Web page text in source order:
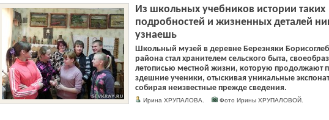
Из школьных учебников истории таких
подробностей и жизненных деталей
узнаешь
Школьный музей в деревне Березняки
района стал хранителем сельского быта,
летописью местной жизни, которую продолжают
здешние ученики, отыскивая уникальные
собирая неизвестные прежде сведения.
Ирина ХРУПАЛОВА. Фото Ирины ХРУПАЛОВОЙ.